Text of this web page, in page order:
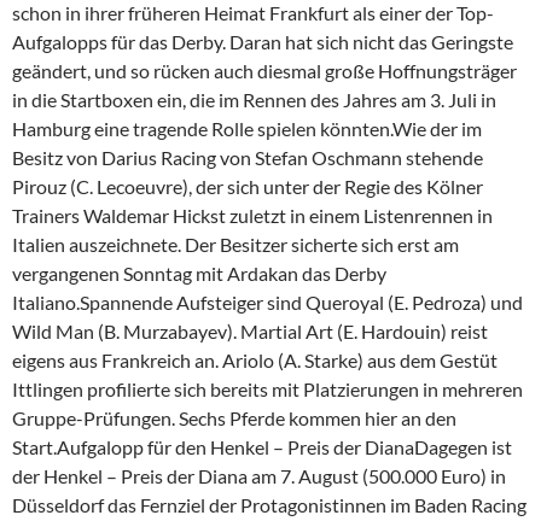
schon in ihrer früheren Heimat Frankfurt als einer der Top-
Aufgalopps für das Derby. Daran hat sich nicht das Geringste
geändert, und so rücken auch diesmal große Hoffnungsträger
in die Startboxen ein, die im Rennen des Jahres am 3. Juli in
Hamburg eine tragende Rolle spielen könnten.Wie der im
Besitz von Darius Racing von Stefan Oschmann stehende
Pirouz (C. Lecoeuvre), der sich unter der Regie des Kölner
Trainers Waldemar Hickst zuletzt in einem Listenrennen in
Italien auszeichnete. Der Besitzer sicherte sich erst am
vergangenen Sonntag mit Ardakan das Derby
Italiano.Spannende Aufsteiger sind Queroyal (E. Pedroza) und
Wild Man (B. Murzabayev). Martial Art (E. Hardouin) reist
eigens aus Frankreich an. Ariolo (A. Starke) aus dem Gestüt
Ittlingen profilierte sich bereits mit Platzierungen in mehreren
Gruppe-Prüfungen. Sechs Pferde kommen hier an den
Start.Aufgalopp für den Henkel – Preis der DianaDagegen ist
der Henkel – Preis der Diana am 7. August (500.000 Euro) in
Düsseldorf das Fernziel der Protagonistinnen im Baden Racing